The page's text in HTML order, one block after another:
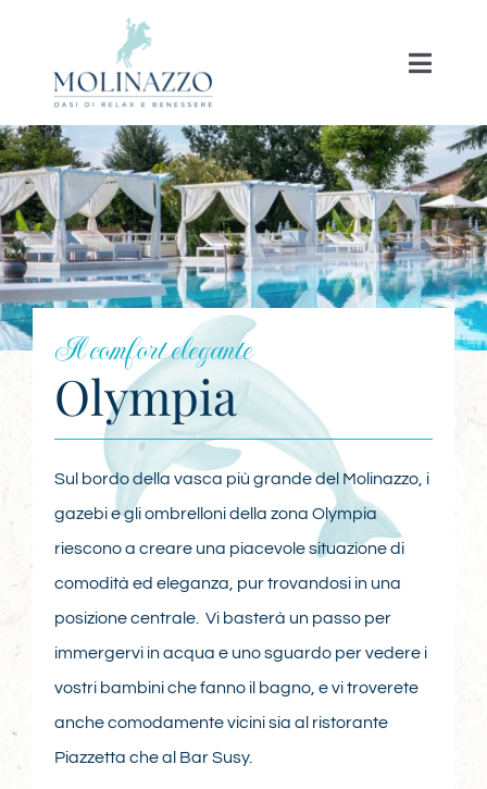
content
Toggle
HOME
LE NOSTRE POSTAZIONI
FOOD & DRINK
LAVORA CON NOI
CONTATTI
Il comfort elegante
Olympia
Sul bordo della vasca più grande del Molinazzo, i
gazebi e gli ombrelloni della zona Olympia
riescono a creare una piacevole situazione di
comodità ed eleganza, pur trovandosi in una
posizione centrale. Vi basterà un passo per
immergervi in acqua e uno sguardo per vedere i
vostri bambini che fanno il bagno, e vi troverete
anche comodamente vicini sia al ristorante
Piazzetta che al Bar Susy.